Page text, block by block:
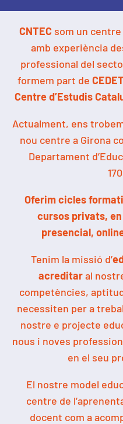
CNTEC som un
amb experiència
professional del
formem part de
Centre d’Estudis
Actualment, ens
nou centre a Girona
Departament
Oferim cicles
cursos privats,
presencial,
Tenim la missió d’
acreditaral
competències,
necessiten per a
nostre e projecte
nous i noves
en el seu
El nostre model
centre de
docent com a